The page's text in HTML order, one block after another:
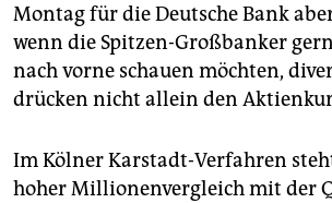
Montag für die Deutsche Bank
wenn die Spitzen-Großbanker
nach vorne schauen möchten,
drücken nicht allein den
Im Kölner Karstadt-Verfahren
hoher Millionenvergleich mit der